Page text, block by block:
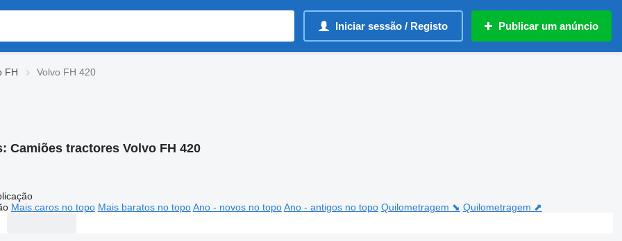
Iniciar sessão / Registo Publicar um anúncio
FH Volvo FH 420
Camiões tractores Volvo FH 420
Mais caros no topo Mais baratos no topo Ano - novos no topo Ano - antigos no topo Quilometragem ⬊ Quilometragem ⬈